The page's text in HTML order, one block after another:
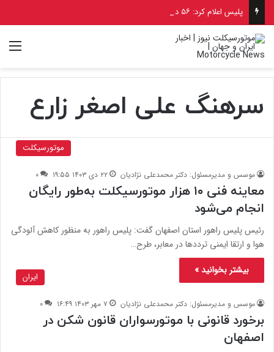
سرهنگ علی اصغر زارع
موتورسیکلت
موسس و مدیرمسئول: دکتر محمدعلی نژادیان ۲۲ دی ۱۴۰۳ ۱۹:۵۵ ۰
معاینه فنی ۱۰ هزار موتورسیکلت به‌طور رایگان
انجام می‌شود
رئیس پلیس راهور استان اصفهان گفت: پلیس راهور به منظور کاهش آلودگی
هوا و ارتقا ایمنی ترددها در معابر، طرح…
بیشتر بخوانید »
ایران
موسس و مدیرمسئول: دکتر محمدعلی نژادیان ۷ مهر ۱۴۰۳ ۱۶:۴۹ ۰
برخورد قانونی با موتورسواران قانون شکن در
اصفهان